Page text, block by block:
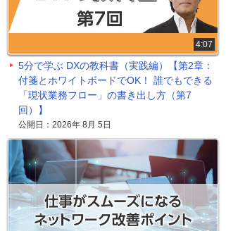
4:07
5分で学ぶ DXの教科書（実践編）【第2章：
付箋とホワイトボードでOK！ 誰でもできる
「現状業務フロー」の書き出し方（第7
回）】
公開日：2026年 8月 5日